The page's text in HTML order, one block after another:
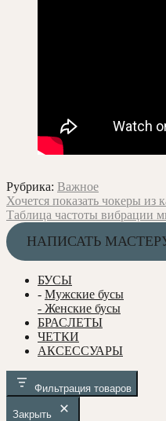
Рубрика: Важное
Навигация
по
записям
Предыдущая
запись:
Хочется показать чокеры из
Следующая
запись:
Таблица частоты вибрации
НАПИСАТЬ
БУСЫ
- Мужские бусы
- Женские бусы
БРАСЛЕТЫ
ЧЕТКИ
АКСЕССУАРЫ
Фильтрация товаров
Закрыть